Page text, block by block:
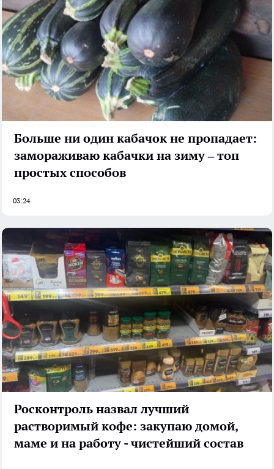
Больше ни один кабачок не пропадает:
замораживаю кабачки на зиму – топ
простых способов
03:24
Росконтроль назвал лучший
растворимый кофе: закупаю домой,
маме и на работу - чистейший состав